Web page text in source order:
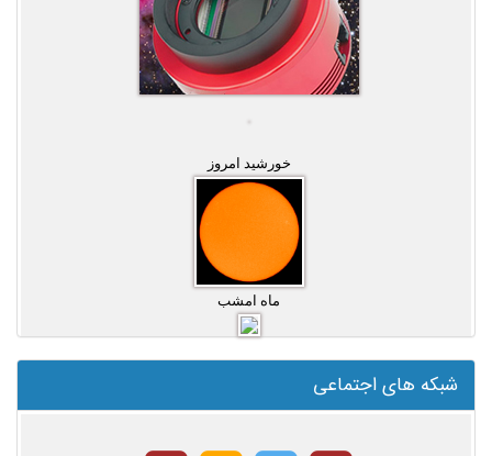
خورشید امروز
ماه امشب
شبکه های اجتماعی